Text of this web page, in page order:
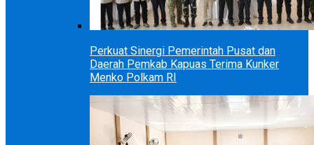
Perkuat Sinergi Pemerintah Pusat dan
Daerah Pemkab Kapuas Terima Kunker
Menko Polkam RI